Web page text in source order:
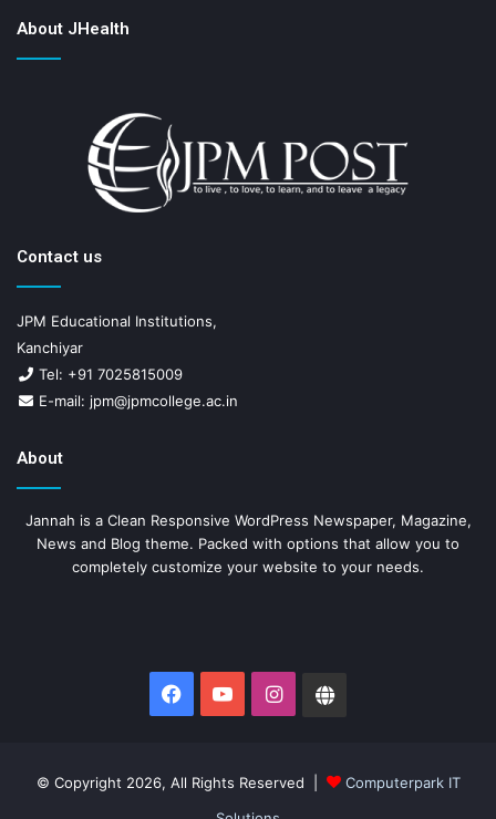
About JHealth
Contact us
JPM Educational Institutions,
Kanchiyar
Tel: +91 7025815009
E-mail: jpm@jpmcollege.ac.in
About
Jannah is a Clean Responsive WordPress Newspaper, Magazine,
News and Blog theme. Packed with options that allow you to
completely customize your website to your needs.
Facebook
YouTubeInstagramWebsite
© Copyright 2026, All Rights Reserved |
Computerpark IT